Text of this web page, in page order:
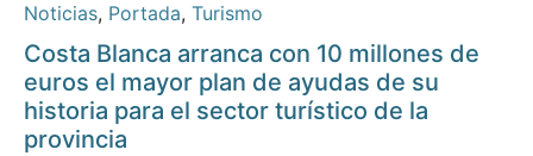
Noticias, Portada, Turismo
Costa Blanca arranca con 10 millones de
euros el mayor plan de ayudas de su
historia para el sector turístico de la
provincia